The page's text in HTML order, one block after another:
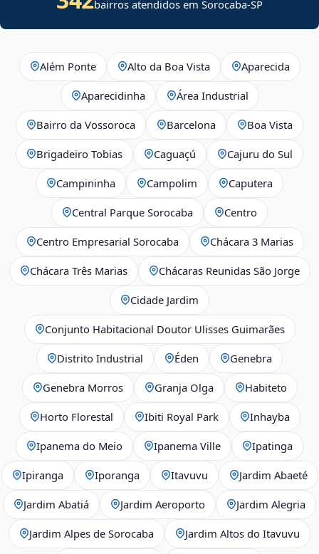
bairros atendidos em Sorocaba-SP
Além Ponte Alto da Boa Vista Aparecida
Aparecidinha Área Industrial
Bairro da Vossoroca Barcelona Boa Vista
Brigadeiro Tobias Caguaçú Cajuru do Sul
Campininha Campolim Caputera
Central Parque Sorocaba Centro
Centro Empresarial Sorocaba Chácara 3 Marias
Chácara Três Marias Chácaras Reunidas São Jorge
Cidade Jardim
Conjunto Habitacional Doutor Ulisses Guimarães
Distrito Industrial Éden Genebra
Genebra Morros Granja Olga Habiteto
Horto Florestal Ibiti Royal Park Inhayba
Ipanema do Meio Ipanema Ville Ipatinga
Ipiranga Iporanga Itavuvu Jardim Abaeté
Jardim Abatiá Jardim Aeroporto Jardim Alegria
Jardim Alpes de Sorocaba Jardim Altos do Itavuvu